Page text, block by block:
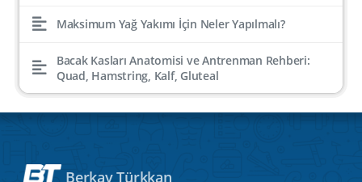
Maksimum Yağ Yakımı İçin Neler Yapılmalı?
Bacak Kasları Anatomisi ve Antrenman Rehberi:
Quad, Hamstring, Kalf, Gluteal
Berkay Türkkan